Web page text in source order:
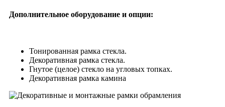
Дополнительное оборудование и опции:
Тонированная рамка стекла.
Декоративная рамка стекла.
Гнутое (целое) стекло на угловых топках.
Декоративная рамка камина